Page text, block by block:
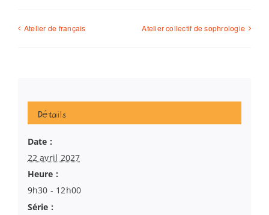
Atelier de français Atelier collectif de sophrologie
Détails
Date :
22 avril 2027
Heure :
9h30 - 12h00
Série :